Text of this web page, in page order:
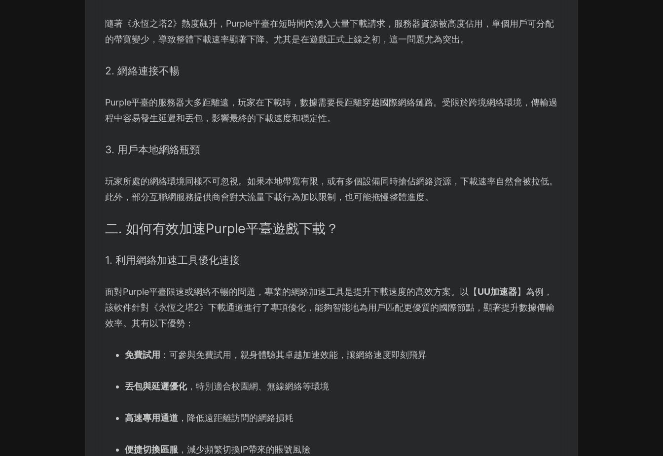
隨著《永恆之塔2》熱度飆升，Purple平臺在短時間內湧入大量下載請求，服務器資源被高度佔用，單個用戶可分配
的帶寬變少，導致整體下載速率顯著下降。尤其是在遊戲正式上線之初，這一問題尤為突出。
2. 網絡連接不暢
Purple平臺的服務器大多距離遠，玩家在下載時，數據需要長距離穿越國際網絡鏈路。受限於跨境網絡環境，傳輸過
程中容易發生延遲和丟包，影響最終的下載速度和穩定性。
3. 用戶本地網絡瓶頸
玩家所處的網絡環境同樣不可忽視。如果本地帶寬有限，或有多個設備同時搶佔網絡資源，下載速率自然會被拉低。
此外，部分互聯網服務提供商會對大流量下載行為加以限制，也可能拖慢整體進度。
二. 如何有效加速Purple平臺遊戲下載？
1. 利用網絡加速工具優化連接
面對Purple平臺限速或網絡不暢的問題，專業的網絡加速工具是提升下載速度的高效方案。以【UU加速器】為例，
該軟件針對《永恆之塔2》下載通道進行了專項優化，能夠智能地為用戶匹配更優質的國際節點，顯著提升數據傳輸
效率。其有以下優勢：
免費試用 ：可參與免費試用，親身體驗其卓越加速效能，讓網絡速度即刻飛昇
丟包與延遲優化，特別適合校園網、無線網絡等環境
高速專用通道，降低遠距離訪問的網絡損耗
便捷切換區服，減少頻繁切換IP帶來的賬號風險